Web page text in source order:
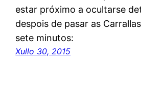
estar próximo a ocultarse
despois de pasar as
sete minutos:
Xullo 30, 2015